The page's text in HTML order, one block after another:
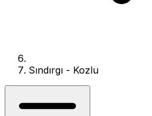
Sındırgı - Kozlu